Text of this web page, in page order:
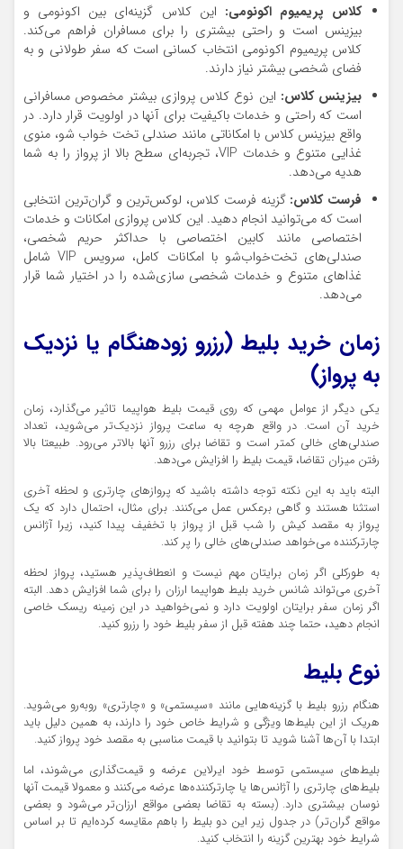
کلاس پریمیوم اکونومی: این کلاس گزینه‌ای بین اکونومی و
بیزینس است و راحتی بیشتری را برای مسافران فراهم می‌کند.
کلاس پریمیوم اکونومی انتخاب کسانی است که سفر طولانی و به
فضای شخصی بیشتر نیاز دارند.
بیزینس کلاس: این نوع کلاس پروازی بیشتر مخصوص مسافرانی
است که راحتی و خدمات باکیفیت برای آنها در اولویت قرار دارد. در
واقع بیزینس کلاس با امکاناتی مانند صندلی تخت‌ خواب ‌شو، منوی
غذایی متنوع و خدمات VIP، تجربه‌ای سطح بالا از پرواز را به شما
هدیه می‌دهد.
فرست کلاس: گزینه فرست کلاس، لوکس‌ترین و گران‌ترین انتخابی
است که می‌توانید انجام دهید. این کلاس پروازی امکانات و خدمات
اختصاصی مانند کابین اختصاصی با حداکثر حریم شخصی،
صندلی‌های تخت‌خواب‌شو با امکانات کامل، سرویس VIP شامل
غذاهای متنوع و خدمات شخصی‌ سازی‌شده را در اختیار شما قرار
می‌دهد.
زمان خرید بلیط (رزرو زودهنگام یا نزدیک
به پرواز)
یکی دیگر از عوامل مهمی که روی قیمت بلیط هواپیما تاثیر می‌گذارد، زمان
خرید آن است. در واقع هرچه به ساعت پرواز نزدیک‌تر می‌شوید، تعداد
صندلی‌های خالی کمتر است و تقاضا برای رزرو آنها بالاتر می‌رود. طبیعتا بالا
رفتن میزان تقاضا، قیمت بلیط را افزایش می‌دهد.
البته باید به این نکته توجه داشته باشید که پروازهای چارتری و لحظه آخری
استثنا هستند و گاهی برعکس عمل می‌کنند. برای مثال، احتمال دارد که یک
پرواز به مقصد کیش را شب قبل از پرواز با تخفیف پیدا کنید، زیرا آژانس
چارترکننده می‌خواهد صندلی‌های خالی را پر کند.
به‌ طورکلی اگر زمان برایتان مهم نیست و انعطاف‌پذیر هستید، پرواز لحظه
آخری می‌تواند شانس خرید بلیط هواپیما ارزان را برای شما افزایش دهد. البته
اگر زمان سفر برایتان اولویت دارد و نمی‌خواهید در این زمینه ریسک خاصی
انجام دهید، حتما چند هفته قبل از سفر بلیط خود را رزرو کنید.
نوع بلیط
هنگام رزرو بلیط با گزینه‌هایی مانند «سیستمی» و «چارتری» روبه‌رو می‌شوید.
هریک از این بلیط‌ها ویژگی‌ و شرایط خاص خود را دارند، به همین دلیل باید
ابتدا با آن‌ها آشنا شوید تا بتوانید با قیمت مناسبی به مقصد خود پرواز کنید.
بلیط‌های سیستمی توسط خود ایرلاین عرضه و قیمت‌گذاری می‌شوند، اما
بلیط‌های چارتری را آژانس‌ها یا چارترکننده‌ها عرضه می‌کنند و معمولا قیمت‌ آنها
نوسان بیشتری دارد. (بسته به تقاضا بعضی مواقع ارزان‌تر می‌شود و بعضی
مواقع گران‌تر) در جدول زیر این دو بلیط را باهم مقایسه کرده‌ایم تا بر اساس
شرایط خود بهترین گزینه را انتخاب کنید.